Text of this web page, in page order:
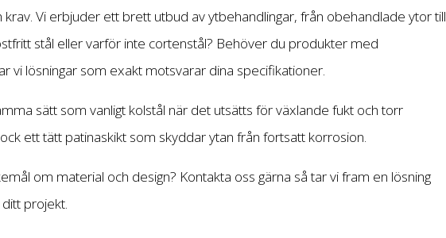
Vi erbjuder ett brett utbud av ytbehandlingar, från obehandlade ytor till
stål eller varför inte cortenstål? Behöver du produkter med
vi lösningar som exakt motsvarar dina specifikationer.
sätt som vanligt kolstål när det utsätts för växlande fukt och torr
ett tätt patinaskikt som skyddar ytan från fortsatt korrosion.
om material och design? Kontakta oss gärna så tar vi fram en lösning
projekt.